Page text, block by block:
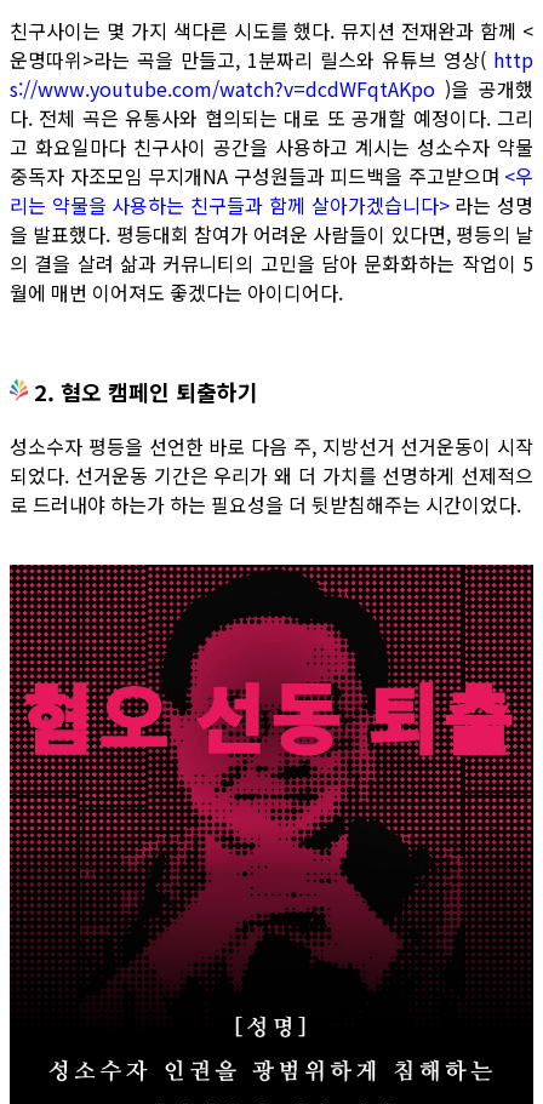
친구사이는 몇 가지 색다른 시도를 했다. 뮤지션 전재완과 함께 <
운명따위>라는 곡을 만들고, 1분짜리 릴스와 유튜브 영상( http
s://www.youtube.com/watch?v=dcdWFqtAKpo )을 공개했
다. 전체 곡은 유통사와 협의되는 대로 또 공개할 예정이다. 그리
고 화요일마다 친구사이 공간을 사용하고 계시는 성소수자 약물
중독자 자조모임 무지개NA 구성원들과 피드백을 주고받으며 <우
리는 약물을 사용하는 친구들과 함께 살아가겠습니다>라는 성명
을 발표했다. 평등대회 참여가 어려운 사람들이 있다면, 평등의 날
의 결을 살려 삶과 커뮤니티의 고민을 담아 문화화하는 작업이 5
월에 매번 이어져도 좋겠다는 아이디어다.
2. 혐오 캠페인 퇴출하기
성소수자 평등을 선언한 바로 다음 주, 지방선거 선거운동이 시작
되었다. 선거운동 기간은 우리가 왜 더 가치를 선명하게 선제적으
로 드러내야 하는가 하는 필요성을 더 뒷받침해주는 시간이었다.